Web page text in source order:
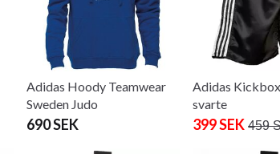
Adidas Hoody Teamwear
Sweden Judo
690 SEK
Adidas
svarte
399 SEK 459